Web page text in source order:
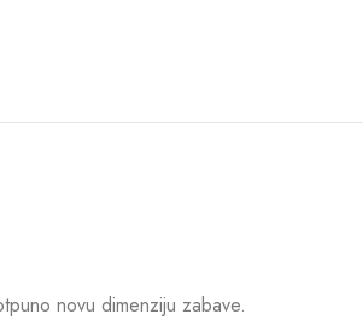
novu dimenziju zabave.